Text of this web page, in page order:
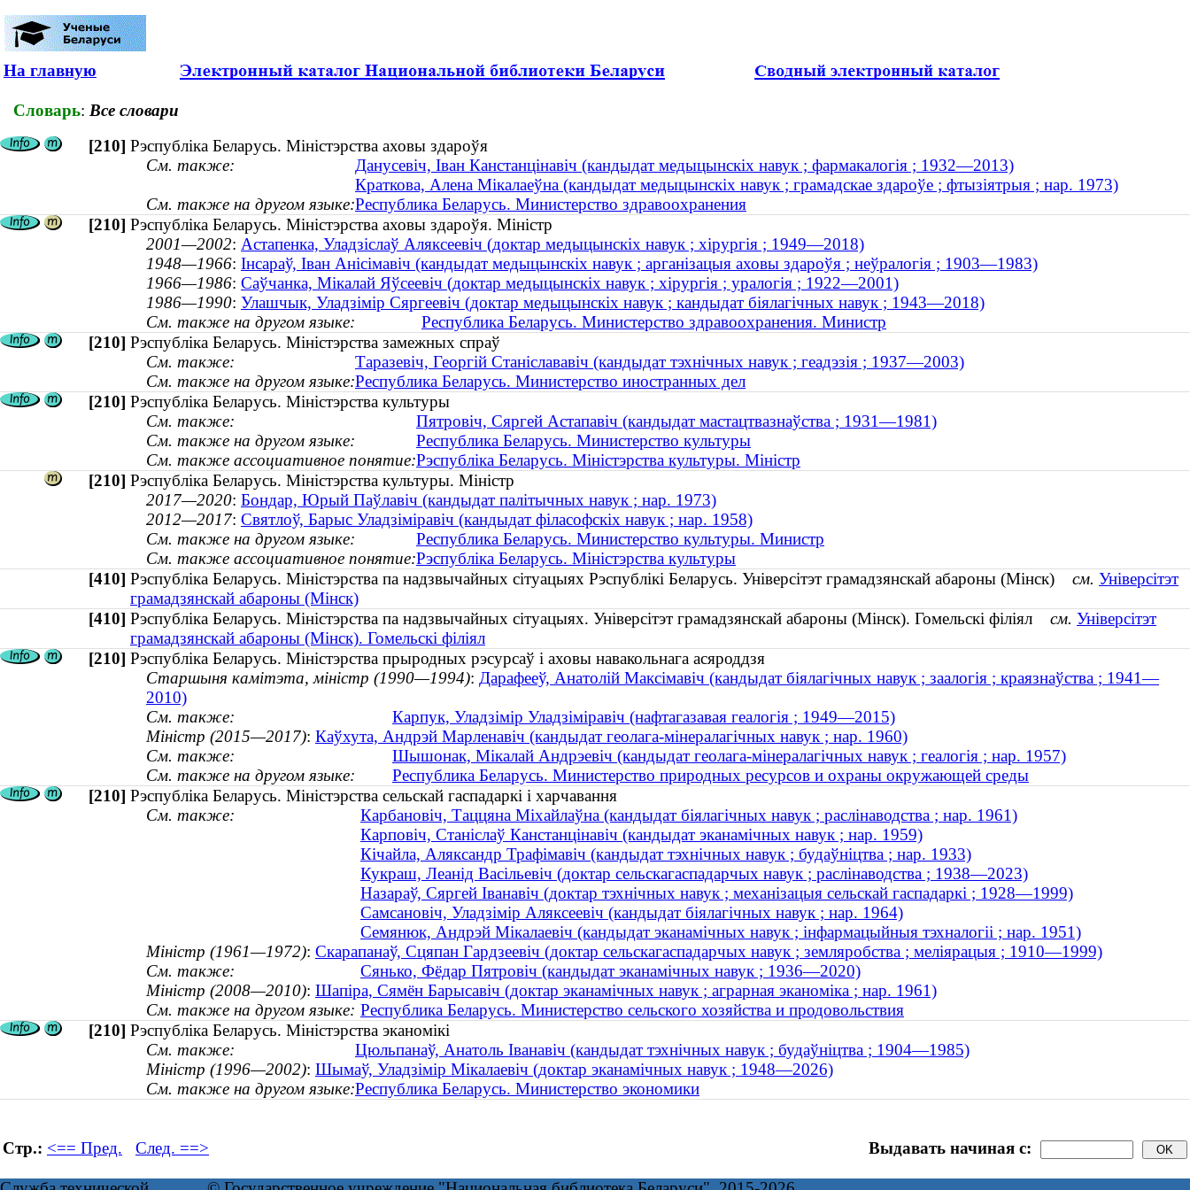
На главную
Словарь: Все словари
[210] Рэспубліка Беларусь. Міністэрства аховы здароўя
См. также:
Данусевіч, Іван Канстанцінавіч (кандыдат медыцынскіх навук ; фармакалогія ; 1932—2013)
Краткова, Алена Мікалаеўна (кандыдат медыцынскіх навук ; грамадскае здароўе ; фтызіятрыя ; нар. 1973)
См. также на другом языке:Республика Беларусь. Министерство здравоохранения
[210] Рэспубліка Беларусь. Міністэрства аховы здароўя. Міністр
2001—2002: Астапенка, Уладзіслаў Аляксеевіч (доктар медыцынскіх навук ; хірургія ; 1949—2018)
1948—1966: Інсараў, Іван Анісімавіч (кандыдат медыцынскіх навук ; арганізацыя аховы здароўя ; неўралогія ; 1903—1983)
1966—1986: Саўчанка, Мікалай Яўсеевіч (доктар медыцынскіх навук ; хірургія ; уралогія ; 1922—2001)
1986—1990: Улашчык, Уладзімір Сяргеевіч (доктар медыцынскіх навук ; кандыдат біялагічных навук ; 1943—2018)
См. также на другом языке:
Республика Беларусь. Министерство здравоохранения. Министр
[210] Рэспубліка Беларусь. Міністэрства замежных спраў
См. также:
Таразевіч, Георгій Станіслававіч (кандыдат тэхнічных навук ; геадэзія ; 1937—2003)
См. также на другом языке:Республика Беларусь. Министерство иностранных дел
[210] Рэспубліка Беларусь. Міністэрства культуры
См. также:
Пятровіч, Сяргей Астапавіч (кандыдат мастацтвазнаўства ; 1931—1981)
См. также на другом языке:
Республика Беларусь. Министерство культуры
См. также ассоциативное понятие:Рэспубліка Беларусь. Міністэрства культуры. Міністр
[210] Рэспубліка Беларусь. Міністэрства культуры. Міністр
2017—2020: Бондар, Юрый Паўлавіч (кандыдат палітычных навук ; нар. 1973)
2012—2017: Святлоў, Барыс Уладзіміравіч (кандыдат філасофскіх навук ; нар. 1958)
См. также на другом языке:
Республика Беларусь. Министерство культуры. Министр
См. также ассоциативное понятие:Рэспубліка Беларусь. Міністэрства культуры
[410] Рэспубліка Беларусь. Міністэрства па надзвычайных сітуацыях Рэспублікі Беларусь. Універсітэт грамадзянскай абароны (Мінск) см. Універсітэт
грамадзянскай абароны (Мінск)
[410] Рэспубліка Беларусь. Міністэрства па надзвычайных сітуацыях. Універсітэт грамадзянскай абароны (Мінск). Гомельскі філіял см. Універсітэт
грамадзянскай абароны (Мінск). Гомельскі філіял
[210] Рэспубліка Беларусь. Міністэрства прыродных рэсурсаў і аховы навакольнага асяроддзя
Старшыня камітэта, міністр (1990—1994): Дарафееў, Анатолій Максімавіч (кандыдат біялагічных навук ; заалогія ; краязнаўства ; 1941—
2010)
См. также:
Карпук, Уладзімір Уладзіміравіч (нафтагазавая геалогія ; 1949—2015)
Міністр (2015—2017): Каўхута, Андрэй Марленавіч (кандыдат геолага-мінералагічных навук ; нар. 1960)
См. также:
Шышонак, Мікалай Андрэевіч (кандыдат геолага-мінералагічных навук ; геалогія ; нар. 1957)
См. также на другом языке:
Республика Беларусь. Министерство природных ресурсов и охраны окружающей среды
[210] Рэспубліка Беларусь. Міністэрства сельскай гаспадаркі і харчавання
См. также:
Карбановіч, Таццяна Міхайлаўна (кандыдат біялагічных навук ; раслінаводства ; нар. 1961)
Карповіч, Станіслаў Канстанцінавіч (кандыдат эканамічных навук ; нар. 1959)
Кічайла, Аляксандр Трафімавіч (кандыдат тэхнічных навук ; будаўніцтва ; нар. 1933)
Кукраш, Леанід Васільевіч (доктар сельскагаспадарчых навук ; раслінаводства ; 1938—2023)
Назараў, Сяргей Іванавіч (доктар тэхнічных навук ; механізацыя сельскай гаспадаркі ; 1928—1999)
Самсановіч, Уладзімір Аляксеевіч (кандыдат біялагічных навук ; нар. 1964)
Семянюк, Андрэй Мікалаевіч (кандыдат эканамічных навук ; інфармацыйныя тэхналогіі ; нар. 1951)
Міністр (1961—1972): Скарапанаў, Сцяпан Гардзеевіч (доктар сельскагаспадарчых навук ; земляробства ; меліярацыя ; 1910—1999)
См. также:
Сянько, Фёдар Пятровіч (кандыдат эканамічных навук ; 1936—2020)
Міністр (2008—2010): Шапіра, Сямён Барысавіч (доктар эканамічных навук ; аграрная эканоміка ; нар. 1961)
См. также на другом языке: Республика Беларусь. Министерство сельского хозяйства и продовольствия
[210] Рэспубліка Беларусь. Міністэрства эканомікі
См. также:
Цюльпанаў, Анатоль Іванавіч (кандыдат тэхнічных навук ; будаўніцтва ; 1904—1985)
Міністр (1996—2002): Шымаў, Уладзімір Мікалаевіч (доктар эканамічных навук ; 1948—2026)
См. также на другом языке:Республика Беларусь. Министерство экономики
Стр.: <== Пред. След. ==> Выдавать начиная с: